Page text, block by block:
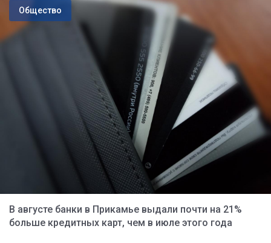
Общество
В августе банки в Прикамье выдали почти на 21%
больше кредитных карт, чем в июле этого года